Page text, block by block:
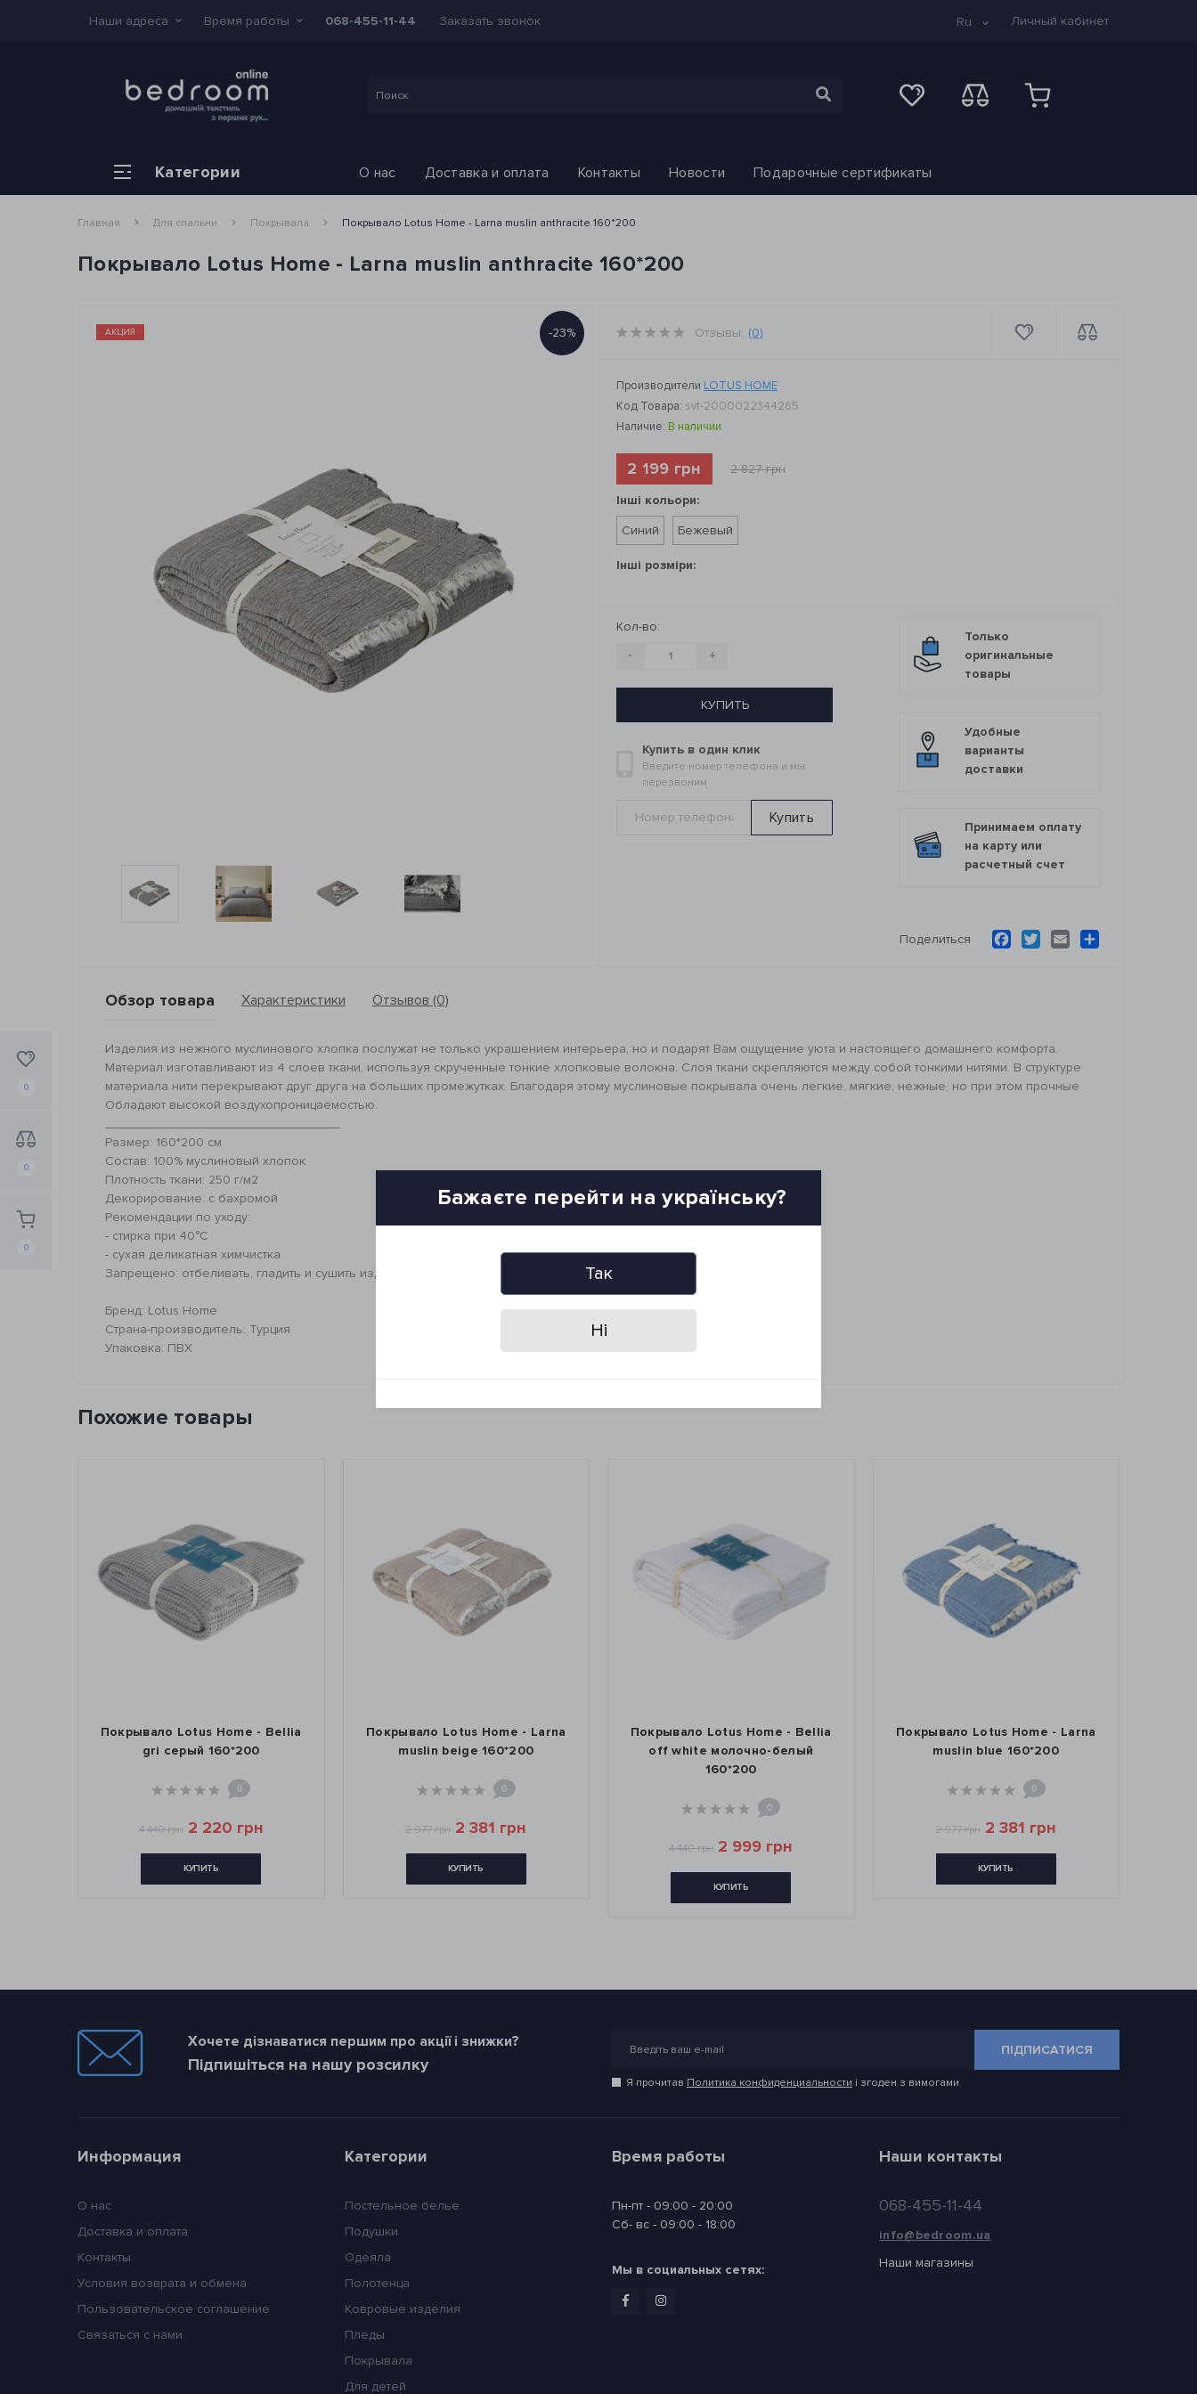
0
0
0
Наши адреса Время работы 068-455-11-44 Заказать звонок Ru Личный кабинет
Категории О нас Доставка и оплата Контакты Новости Подарочные сертификаты
Главная Для спальни Покрывала Покрывало Lotus Home - Larna muslin anthracite 160*200
Покрывало Lotus Home - Larna muslin anthracite 160*200
-23%
АКЦИЯ Отзывы: (0)
Производители LOTUS HOME
Код Товара: svt-2000022344265
Наличие: В наличии
2 199 грн 2 827 грн
Інші кольори:
Синий
Бежевый
Інші розміри:
Кол-во:
- +
КУПИТЬ
Купить в один клик
Введите номер телефона и мы
перезвоним
Купить
Только
оригинальные
товары
Удобные
варианты
доставки
Принимаем оплату
на карту или
расчетный счет
Поделиться FacebookTwitterEmail
Обзор товара Характеристики Отзывов (0)
Изделия из нежного муслинового хлопка послужат не только украшением интерьера, но и подарят Вам ощущение уюта и настоящего домашнего комфорта.
Материал изготавливают из 4 слоев ткани, используя скрученные тонкие хлопковые волокна. Слоя ткани скрепляются между собой тонкими нитями. В структуре
материала нити перекрывают друг друга на больших промежутках. Благодаря этому муслиновые покрывала очень легкие, мягкие, нежные, но при этом прочные.
Обладают высокой воздухопроницаемостью.
Размер: 160*200 см
Состав: 100% муслиновый хлопок
Плотность ткани: 250 г/м2
Декорирование: с бахромой
Рекомендации по уходу:
- стирка при 40°C
- сухая деликатная химчистка
Запрещено: отбеливать, гладить и сушить изделие в сушильной машине
Бренд: Lotus Home
Страна-производитель: Турция
Упаковка: ПВХ
Похожие товары
Покрывало Lotus Home - Bellia
gri серый 160*200
0
4 440 грн 2 220 грн
КУПИТЬ
Покрывало Lotus Home - Larna
muslin beige 160*200
0
2 977 грн 2 381 грн
КУПИТЬ
Покрывало Lotus Home - Bellia
off white молочно-белый
160*200
0
4 440 грн 2 999 грн
КУПИТЬ
Покрывало Lotus Home - Larna
muslin blue 160*200
0
2 977 грн 2 381 грн
КУПИТЬ
Хочете дізнаватися першим про акції і знижки?
Підпишіться на нашу розсилку
ПІДПИСАТИСЯ
Я прочитав Политика конфиденциальности і згоден з вимогами
Информация
О нас
Доставка и оплата
Контакты
Условия возврата и обмена
Пользовательское соглашение
Связаться с нами
Категории
Постельное белье
Подушки
Одеяла
Полотенца
Ковровые изделия
Пледы
Покрывала
Для детей
Время работы
Пн-пт - 09:00 - 20:00
Сб- вс - 09:00 - 18:00
Мы в социальных сетях:
Наши контакты
068-455-11-44
info@bedroom.ua
Наши магазины
Бажаєте перейти на українську?
Так
Ні